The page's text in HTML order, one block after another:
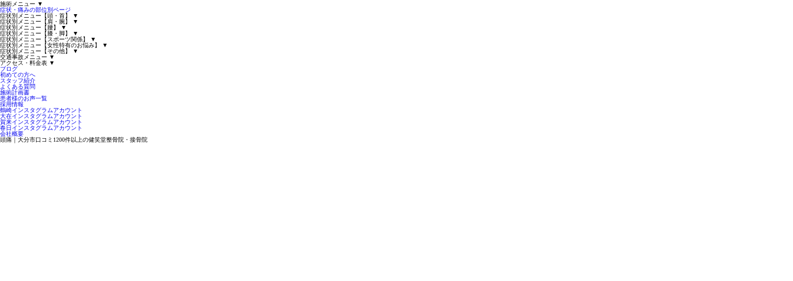
施術メニュー ▼
症状・痛みの部位別ページ
症状別メニュー【頭・首】
▼
症状別メニュー【肩・腕】
▼
症状別メニュー【腰】
▼
症状別メニュー【膝・脚】
▼
症状別メニュー【スポーツ関係】
▼
症状別メニュー【女性特有のお悩み】
▼
症状別メニュー【その他】
▼
交通事故メニュー ▼
アクセス・料金表 ▼
ブログ
初めての方へ
スタッフ紹介
よくある質問
施術計画書
患者様のお声一覧
採用情報
鶴崎インスタグラムアカウント
大在インスタグラムアカウント
賀来インスタグラムアカウント
春日インスタグラムアカウント
会社概要
頭痛｜大分市口コミ1200件以上の健笑堂整骨院・接骨院